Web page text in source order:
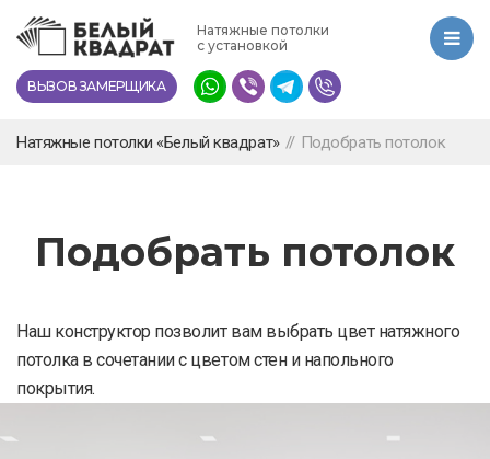
Перейти
основному
содержанию
Натяжные потолки
с установкой
ВЫЗОВ ЗАМЕРЩИКА
Натяжные потолки «Белый квадрат» // Подобрать потолок
Подобрать потолок
Наш конструктор позволит вам выбрать цвет натяжного
потолка в сочетании с цветом стен и напольного
покрытия.